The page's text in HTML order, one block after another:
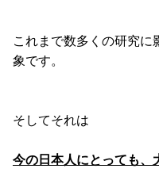
これまで数多くの研究に
象です。
そしてそれは
今の日本人にとっても、